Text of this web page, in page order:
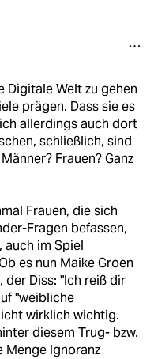
Digitale Welt zu gehen
prägen. Dass sie es
allerdings auch dort
schließlich, sind
Frauen? Ganz
Frauen, die sich
Fragen befassen,
auch im Spiel
es nun Maike Groen
Diss: "Ich reiß dir
"weibliche
wirklich wichtig.
diesem Trug- bzw.
Menge Ignoranz